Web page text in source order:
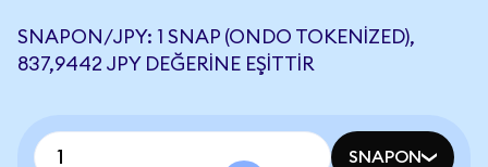
SNAPON/JPY: 1 SNAP (ONDO TOKENIZED),
837,9442 JPY DEĞERINE EŞITTIR
SNAPON